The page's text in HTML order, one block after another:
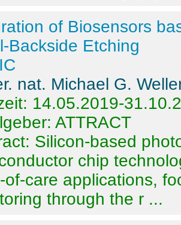
of Biosensors
Backside Etching
nat. Michael G.
14.05.2019-
ATTRACT
Silicon-based
chip
of-care applications,
through the r ...